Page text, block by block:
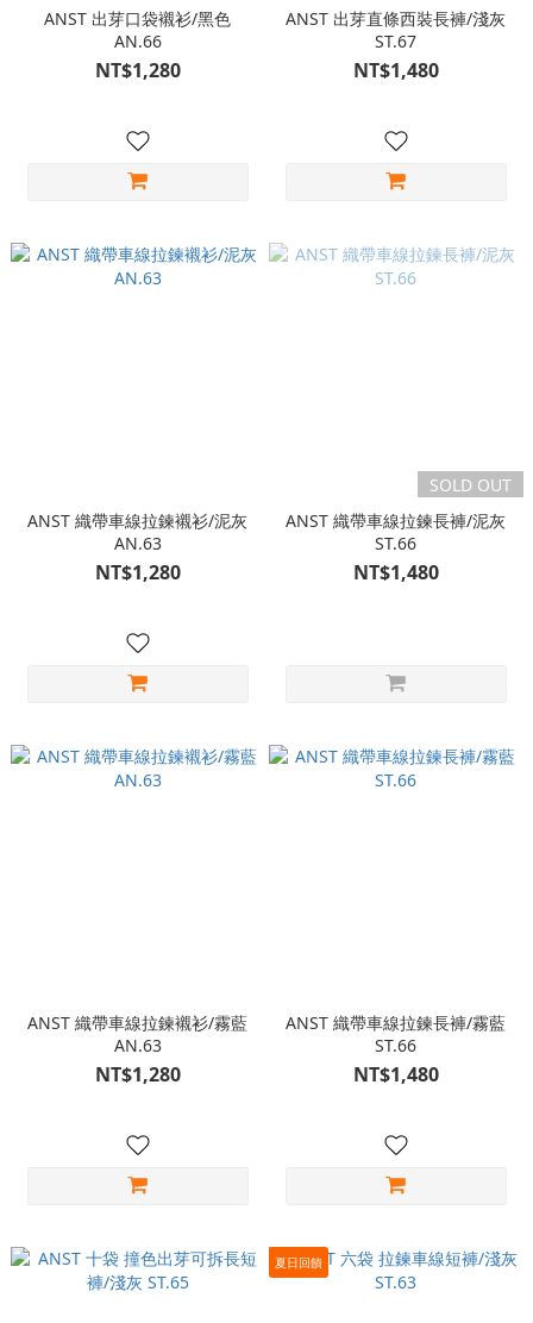
ANST 出芽口袋襯衫/黑色
AN.66
NT$1,280
ANST 出芽直條西裝長褲/淺灰
ST.67
NT$1,480
ANST 織帶車線拉鍊襯衫/泥灰
AN.63
NT$1,280
SOLD OUT
ANST 織帶車線拉鍊長褲/泥灰
ST.66
NT$1,480
ANST 織帶車線拉鍊襯衫/霧藍
AN.63
NT$1,280
ANST 織帶車線拉鍊長褲/霧藍
ST.66
NT$1,480
夏日回饋